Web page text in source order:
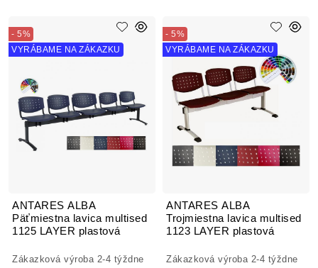
ANTARES ALBA
Päťmiestna lavica multised
1125 LAYER plastová
- 5%
VYRÁBAME NA ZÁKAZKU
Zákazková výroba 2-4 týždne
ANTARES ALBA
Trojmiestna lavica multised
1123 LAYER plastová
- 5%
VYRÁBAME NA ZÁKAZKU
Zákazková výroba 2-4 týždne